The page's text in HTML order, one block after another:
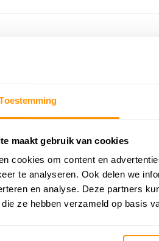
maakt gebruik van cookies
cookies om content en
te analyseren. Ook delen we
en analyse. Deze partners
ze hebben verzameld op basis